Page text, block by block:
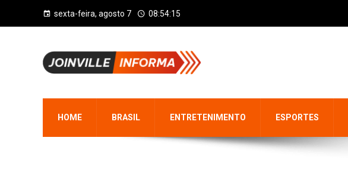
sexta-feira, agosto 7 08:54:15
HOME BRASIL ENTRETENIMENTO ESPORTES